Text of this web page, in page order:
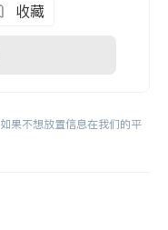
收藏
如果不想放置信息在我们的平